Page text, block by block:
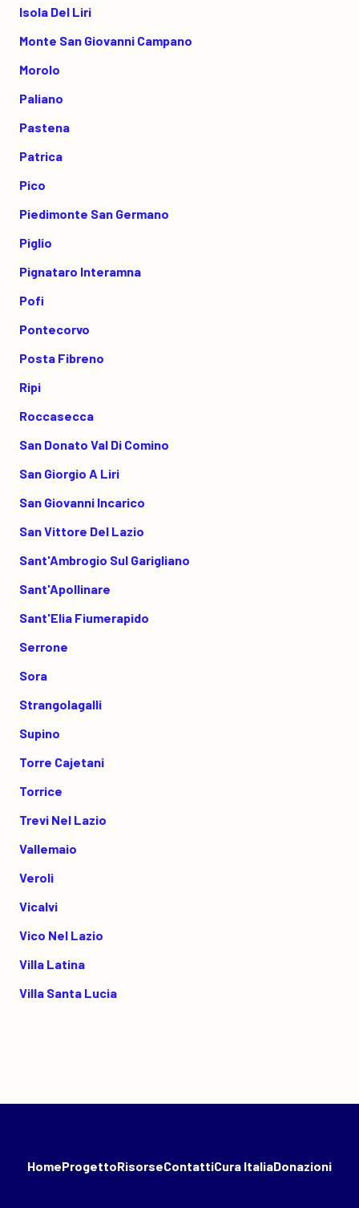
Isola Del Liri
Monte San Giovanni Campano
Morolo
Paliano
Pastena
Patrica
Pico
Piedimonte San Germano
Piglio
Pignataro Interamna
Pofi
Pontecorvo
Posta Fibreno
Ripi
Roccasecca
San Donato Val Di Comino
San Giorgio A Liri
San Giovanni Incarico
San Vittore Del Lazio
Sant'Ambrogio Sul Garigliano
Sant'Apollinare
Sant'Elia Fiumerapido
Serrone
Sora
Strangolagalli
Supino
Torre Cajetani
Torrice
Trevi Nel Lazio
Vallemaio
Veroli
Vicalvi
Vico Nel Lazio
Villa Latina
Villa Santa Lucia
HomeProgettoRisorseContattiCura ItaliaDonazioni